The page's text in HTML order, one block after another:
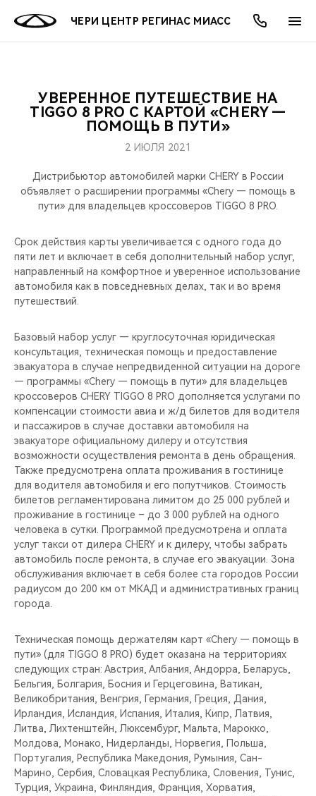
ЧЕРИ ЦЕНТР РЕГИНАС МИАСС
МОДЕЛИ
КРОССОВЕРЫ
НОВИНКИ
ПОКУПАТЕЛЯМ
КРЕДИТ И СТРАХОВАНИЕ
ВЛАДЕЛЬЦАМ
ЗАПЧАСТИ И АКСЕССУАРЫ
ПОДДЕРЖКА
CHERY CONNECT
МИР CHERY
О БРЕНДЕ
CHERY В СОЦСЕТЯХ
ЛЮДИ CHERY
БЛАГОТВОРИТЕЛЬНОСТЬ
CHERY И СПОРТ
НАШИ МЕРОПРИЯТИЯ
ВИДЕООБЗОРЫ
CHERY ДЛЯ ДЕТЕЙ
АКЦИИ
ОНЛАЙН СЕРВИСЫ
КРЕДИТ
О КОМПАНИИ
МЫ В СОЦСЕТЯХ
УВЕРЕННОЕ ПУТЕШЕСТВИЕ НА
TIGGO 8 PRO С КАРТОЙ «CHERY —
ПОМОЩЬ В ПУТИ»
2 ИЮЛЯ 2021
Дистрибьютор автомобилей марки CHERY в России
объявляет о расширении программы «Chery — помощь в
пути» для владельцев кроссоверов TIGGO 8 PRO.
Срок действия карты увеличивается с одного года до
пяти лет и включает в себя дополнительный набор услуг,
направленный на комфортное и уверенное использование
автомобиля как в повседневных делах, так и во время
путешествий.
Базовый набор услуг — круглосуточная юридическая
консультация, техническая помощь и предоставление
эвакуатора в случае непредвиденной ситуации на дороге
— программы «Chery — помощь в пути» для владельцев
кроссоверов CHERY TIGGO 8 PRO дополняется услугами по
компенсации стоимости авиа и ж/д билетов для водителя
и пассажиров в случае доставки автомобиля на
эвакуаторе официальному дилеру и отсутствия
возможности осуществления ремонта в день обращения.
Также предусмотрена оплата проживания в гостинице
для водителя автомобиля и его попутчиков. Стоимость
билетов регламентирована лимитом до 25 000 рублей и
проживание в гостинице – до 3 000 рублей на одного
человека в сутки. Программой предусмотрена и оплата
услуг такси от дилера CHERY и к дилеру, чтобы забрать
автомобиль после ремонта, в случае его эвакуации. Зона
обслуживания включает в себя более ста городов России
радиусом до 200 км от МКАД и административных границ
города.
Техническая помощь держателям карт «Chery — помощь в
пути» (для TIGGO 8 PRO) будет оказана на территориях
следующих стран: Австрия, Албания, Андорра, Беларусь,
Бельгия, Болгария, Босния и Герцеговина, Ватикан,
Великобритания, Венгрия, Германия, Греция, Дания,
Ирландия, Исландия, Испания, Италия, Кипр, Латвия,
Литва, Лихтенштейн, Люксембург, Мальта, Марокко,
Молдова, Монако, Нидерланды, Норвегия, Польша,
Португалия, Республика Македония, Румыния, Сан-
Марино, Сербия, Словацкая Республика, Словения, Тунис,
Турция, Украина, Финляндия, Франция, Хорватия,